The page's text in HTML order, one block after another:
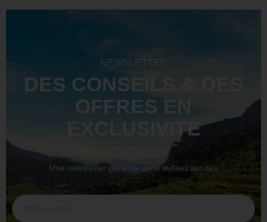
NEWSLETTER
DES CONSEILS & DES
OFFRES EN
EXCLUSIVITÉ
Une newsletter garantie sans sulfites ajoutés